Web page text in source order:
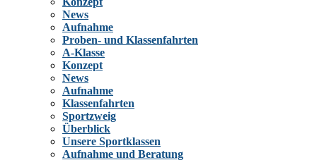
News
Aufnahme
Proben- und Klassenfahrten
A-Klasse
Konzept
News
Aufnahme
Klassenfahrten
Sportzweig
Überblick
Unsere Sportklassen
Aufnahme und Beratung